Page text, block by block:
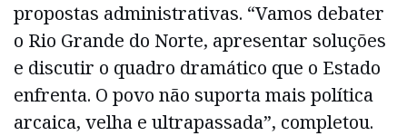
propostas administrativas. “Vamos debater
o Rio Grande do Norte, apresentar soluções
e discutir o quadro dramático que o Estado
enfrenta. O povo não suporta mais política
arcaica, velha e ultrapassada”, completou.